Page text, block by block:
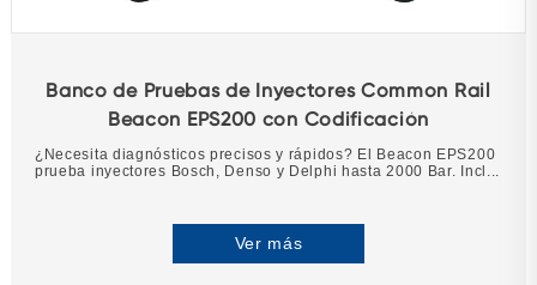
Banco de Pruebas de Inyectores Common Rail
Beacon EPS200 con Codificación
¿Necesita diagnósticos precisos y rápidos? El Beacon EPS200
prueba inyectores Bosch, Denso y Delphi hasta 2000 Bar. Incl...
Ver más